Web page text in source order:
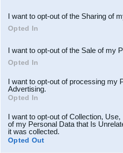
Downstream Participants
third parties.
I want to opt-out of the Sharing of
Opted In
I want to opt-out of the Sale of my
Opted In
I want to opt-out of processing my
Advertising.
Opted In
I want to opt-out of Collection,
of my Personal Data that Is
it was collected.
Opted Out